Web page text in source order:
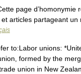
page d’homonymie
articles partageant un
to:Labor unions:
formed by the
union in New